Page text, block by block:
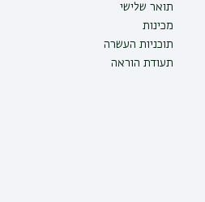
תואר שלישי
מכינות
תוכניות העשרה
תעודת הוראה